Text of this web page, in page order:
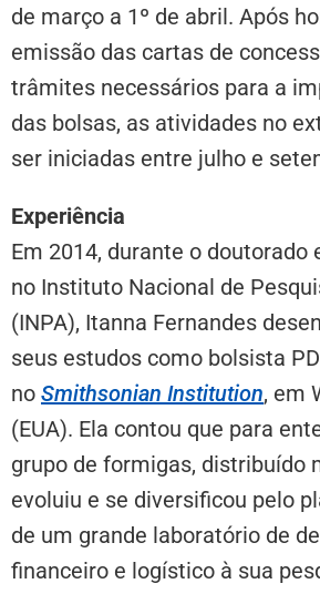
de março a 1º de abril. Após
emissão das cartas de
trâmites necessários para a
das bolsas, as atividades no
ser iniciadas entre julho e
Experiência
Em 2014, durante o doutorado
no Instituto Nacional de
(INPA), Itanna Fernandes
seus estudos como bolsista
no Smithsonian Institution, em
(EUA). Ela contou que para
grupo de formigas, distribuído
evoluiu e se diversificou pelo
de um grande laboratório de
financeiro e logístico à sua